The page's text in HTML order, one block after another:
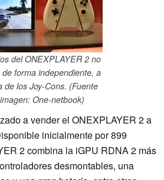
del ONEXPLAYER 2 no
forma independiente, a
de los Joy-Cons. (Fuente
One-netbook)
a vender el ONEXPLAYER 2 a
inicialmente por 899
2 combina la iGPU RDNA 2 más
desmontables, una